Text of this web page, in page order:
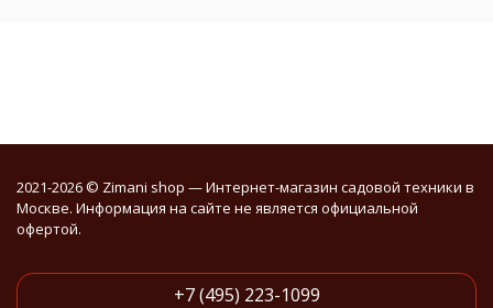
2021-2026 © Zimani shop — Интернет-магазин садовой техники в
Москве. Информация на сайте не является официальной
офертой.
+7 (495) 223-1099